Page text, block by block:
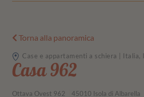
Torna alla panoramica
Case e appartamenti a schiera | Italia,
Casa 962
Ottava Ovest 962 45010 Isola di Albarella